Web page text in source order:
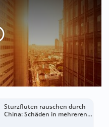
Sturzfluten rauschen durch
China: Schäden in mehreren